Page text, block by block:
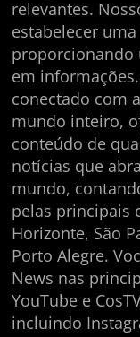
relevantes.
estabelecer
proporcionando
em
conectado com
mundo inteiro,
conteúdo de
notícias que
mundo,
pelas principais
Horizonte, São
Porto Alegre.
News nas
YouTube e
incluindo